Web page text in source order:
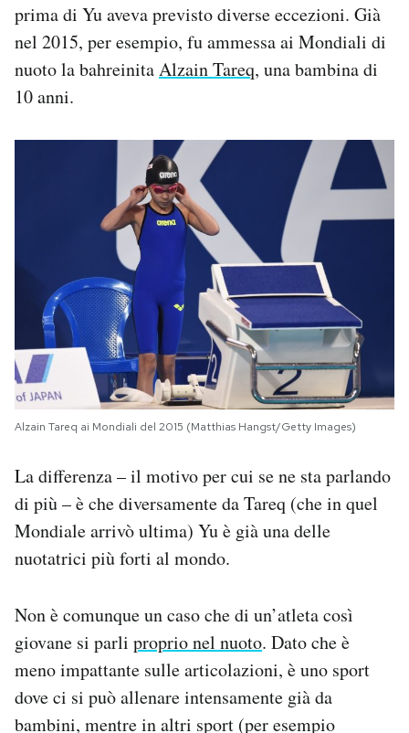
prima di Yu aveva previsto diverse eccezioni. Già
nel 2015, per esempio, fu ammessa ai Mondiali di
nuoto la bahreinitaAlzain Tareq, una bambina di
10 anni.
Alzain Tareq ai Mondiali del 2015 (Matthias Hangst/Getty Images)
La differenza – il motivo per cui se ne sta parlando
di più – è che diversamente da Tareq (che in quel
Mondiale arrivò ultima) Yu è già una delle
nuotatrici più forti al mondo.
Non è comunque un caso che di un’atleta così
giovane si parli proprio nel nuoto. Dato che è
meno impattante sulle articolazioni, è uno sport
dove ci si può allenare intensamente già da
bambini, mentre in altri sport (per esempio